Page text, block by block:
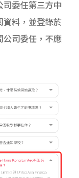
司委任第三方中
資料，並登錄於
公司委任，不應